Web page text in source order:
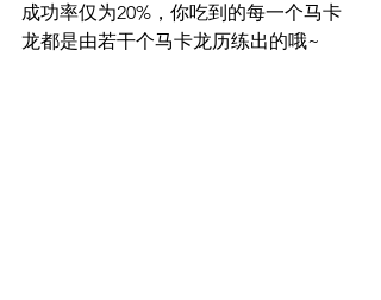
成功率仅为20%，你吃到的每一个马卡
龙都是由若干个马卡龙历练出的哦~